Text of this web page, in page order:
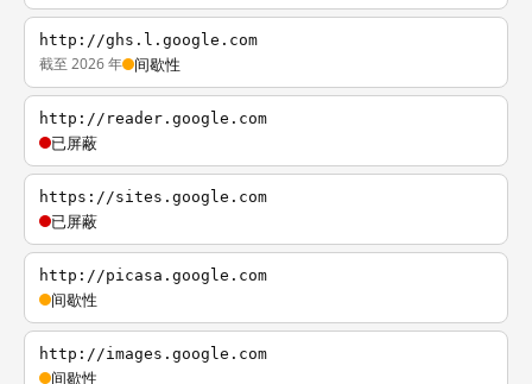
http://ghs.l.google.com
截至 2026 年 间歇性
http://reader.google.com
已屏蔽
https://sites.google.com
已屏蔽
http://picasa.google.com
间歇性
http://images.google.com
间歇性